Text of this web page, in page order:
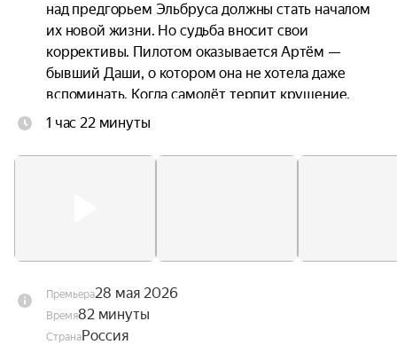
над предгорьем Эльбруса должны стать началом
их новой жизни. Но судьба вносит свои
коррективы. Пилотом оказывается Артём —
бывший Даши, о котором она не хотела даже
вспоминать. Когда самолёт терпит крушение,
троим приходится прыгать без подготовки.
— но оказываются подвешены над горной
1 час 22 минуты
Премьера28 мая 2026
Время82 минуты
СтранаРоссия